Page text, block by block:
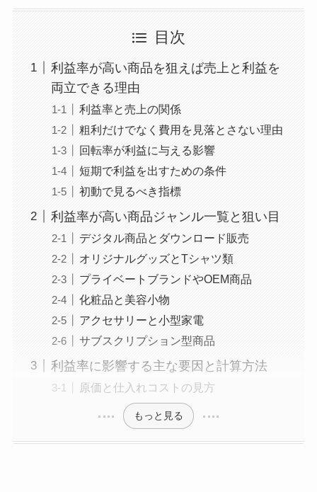
目次
利益率が高い商品を狙えば売上と利益を
両立できる理由
利益率と売上の関係
粗利だけでなく費用を見落とさない理由
回転率が利益に与える影響
短期で利益を出すための条件
初動で見るべき指標
利益率が高い商品ジャンル一覧と狙い目
デジタル商品とダウンロード販売
オリジナルグッズとTシャツ類
プライベートブランドやOEM商品
化粧品と美容小物
アクセサリーと小型家電
サブスクリプション型商品
利益率に影響する主な要因と計算方法
原価と仕入れコストの見方
もっと見る